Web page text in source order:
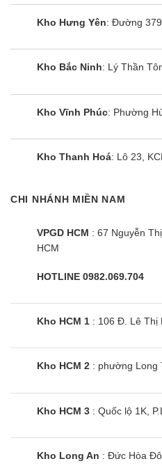
Kho Hưng Yên: Đường
Kho Bắc Ninh: Lý Thần
Kho Vĩnh Phúc: Phường
Kho Thanh Hoá: Lô 23,
CHI NHÁNH MIỀN NAM
VPGD HCM : 67 Nguyễn
HCM
HOTLINE 0982.069.704
Kho HCM 1 : 106 Đ. Lê Thị
Kho HCM 2 : phường Long
Kho HCM 3 : Quốc lộ 1K,
Kho Long An : Đức Hòa